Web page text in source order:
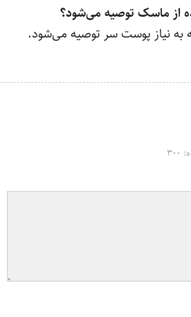
از ماسک توصیه می‌شود؟
300